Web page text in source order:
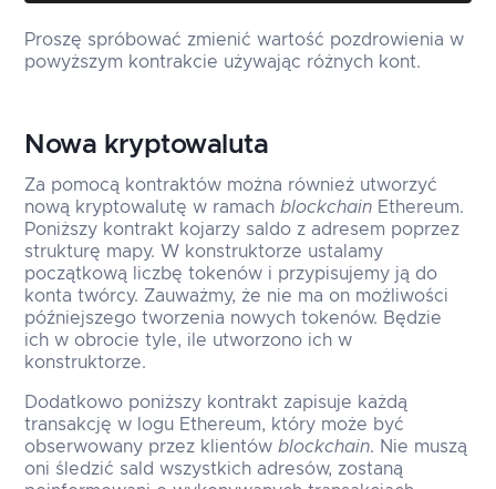
Proszę spróbować zmienić wartość pozdrowienia w
powyższym kontrakcie używając różnych kont.
Nowa kryptowaluta
Za pomocą kontraktów można również utworzyć
nową kryptowalutę w ramachblockchain Ethereum.
Poniższy kontrakt kojarzy saldo z adresem poprzez
strukturę mapy. W konstruktorze ustalamy
początkową liczbę tokenów i przypisujemy ją do
konta twórcy. Zauważmy, że nie ma on możliwości
późniejszego tworzenia nowych tokenów. Będzie
ich w obrocie tyle, ile utworzono ich w
konstruktorze.
Dodatkowo poniższy kontrakt zapisuje każdą
transakcję w logu Ethereum, który może być
obserwowany przez klientówblockchain. Nie muszą
oni śledzić sald wszystkich adresów, zostaną